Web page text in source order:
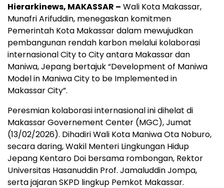
Hierarkinews, MAKASSAR – Wali Kota Makassar,
Munafri Arifuddin, menegaskan komitmen
Pemerintah Kota Makassar dalam mewujudkan
pembangunan rendah karbon melalui kolaborasi
internasional City to City antara Makassar dan
Maniwa, Jepang bertajuk “Development of Maniwa
Model in Maniwa City to be Implemented in
Makassar City”.
Peresmian kolaborasi internasional ini dihelat di
Makassar Governement Center (MGC), Jumat
(13/02/2026). Dihadiri Wali Kota Maniwa Ota Noburo,
secara daring, Wakil Menteri Lingkungan Hidup
Jepang Kentaro Doi bersama rombongan, Rektor
Universitas Hasanuddin Prof. Jamaluddin Jompa,
serta jajaran SKPD lingkup Pemkot Makassar.